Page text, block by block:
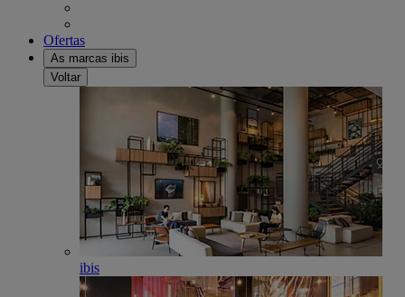
Ofertas
As marcas ibis
Voltar
ibis